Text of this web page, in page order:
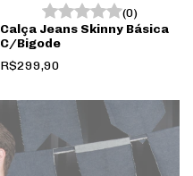
(0)
Calça Jeans Skinny Básica
C/Bigode
R$299,90